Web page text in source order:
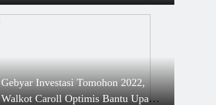
Gebyar Investasi Tomohon 2022,
Walkot Caroll Optimis Bantu Upaya